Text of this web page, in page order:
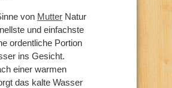
von Mutter Natur
und einfachste
ordentliche Portion
ins Gesicht.
einer warmen
das kalte Wasser